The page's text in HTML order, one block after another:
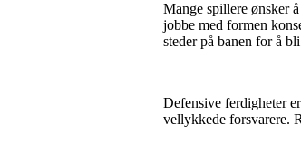
Mange spillere ønsker
jobbe med formen
steder på banen for å
Defensive ferdigheter
vellykkede forsvarere.